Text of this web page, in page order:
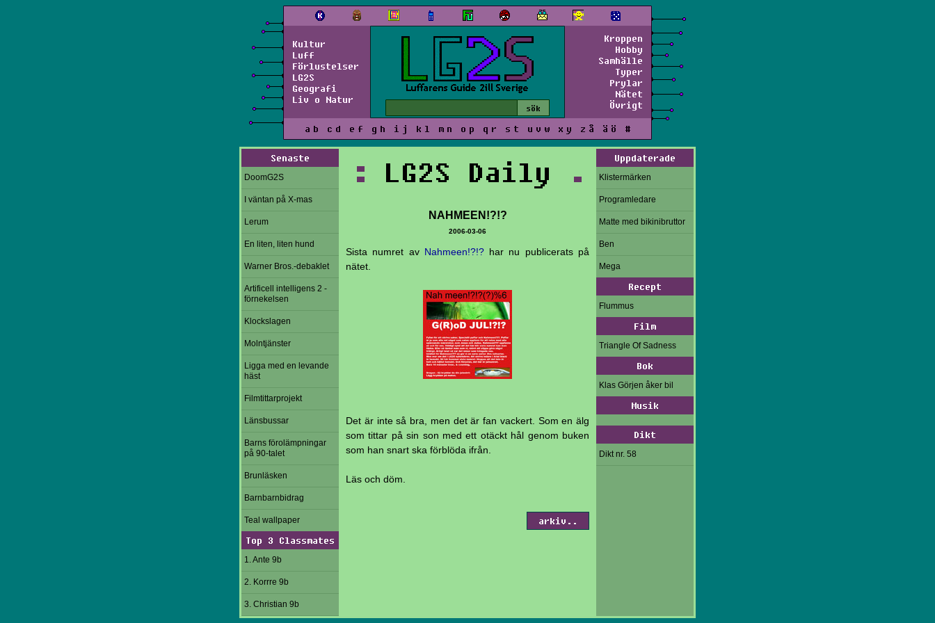
Kultur
Luff
Förlustelser
LG2S
Geografi
Liv o Natur
Kroppen
Hobby
Samhälle
Typer
Prylar
Nätet
Övrigt
a b c d e f g h i j k l m n o p q r s t u v w x y z å ä ö #
Senaste
DoomG2S
I väntan på X-mas
Lerum
En liten, liten hund
Warner Bros.-debaklet
Artificell intelligens 2 -
förnekelsen
Klockslagen
Molntjänster
Ligga med en levande
häst
Filmtittarprojekt
Länsbussar
Barns förolämpningar
på 90-talet
Brunläsken
Barnbarnbidrag
Teal wallpaper
Top 3 Classmates
1. Ante 9b
2. Korrre 9b
3. Christian 9b
: LG2S Daily .
NAHMEEN!?!?
2006-03-06
Sista numret av Nahmeen!?!?har nu publicerats på
nätet.
Det är inte så bra, men det är fan vackert. Som en älg
som tittar på sin son med ett otäckt hål genom buken
som han snart ska förblöda ifrån.
Läs och döm.
arkiv..
Uppdaterade
Klistermärken
Programledare
Matte med bikinibruttor
Ben
Mega
Recept
Flummus
Film
Triangle Of Sadness
Bok
Klas Görjen åker bil
Musik
Dikt
Dikt nr. 58